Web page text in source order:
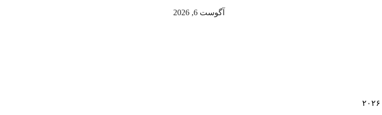
آگوست 6, 2026